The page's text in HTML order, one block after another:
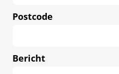
Postcode
Bericht